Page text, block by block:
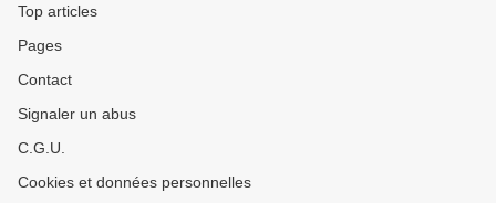
Top articles
Pages
Contact
Signaler un abus
C.G.U.
Cookies et données personnelles